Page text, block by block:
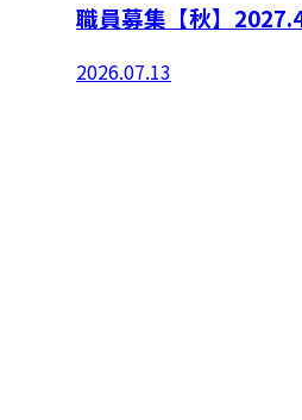
職員募集【秋】
2026.07.13